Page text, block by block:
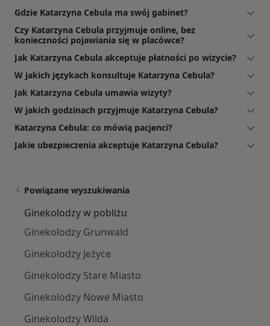
Gdzie Katarzyna Cebula ma swój gabinet?
Czy Katarzyna Cebula przyjmuje online, bez
konieczności pojawiania się w placówce?
Jak Katarzyna Cebula akceptuje płatności po wizycie?
W jakich językach konsultuje Katarzyna Cebula?
Jak Katarzyna Cebula umawia wizyty?
W jakich godzinach przyjmuje Katarzyna Cebula?
Katarzyna Cebula: co mówią pacjenci?
Jakie ubezpieczenia akceptuje Katarzyna Cebula?
Powiązane wyszukiwania
Ginekolodzy w pobliżu
Ginekolodzy Grunwald
Ginekolodzy Jeżyce
Ginekolodzy Stare Miasto
Ginekolodzy Nowe Miasto
Ginekolodzy Wilda